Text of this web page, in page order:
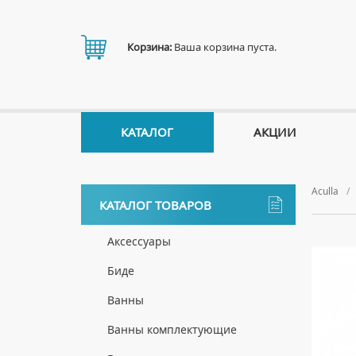
Aculla
КАТАЛОГ ТОВАРОВ
Аксессуары
ДЕРЖАТЕЛИ
Биде
НАПОЛЬНЫЕ БИДЕ
Ванны
АКРИЛОВЫЕ ВАННЫ
Ванны комплектующие
Корзина: Ваша корзина пуста.
КАТАЛОГ АКЦИИ